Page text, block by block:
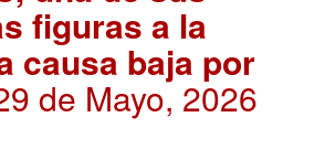
figuras a la
causa baja por
de Mayo, 2026